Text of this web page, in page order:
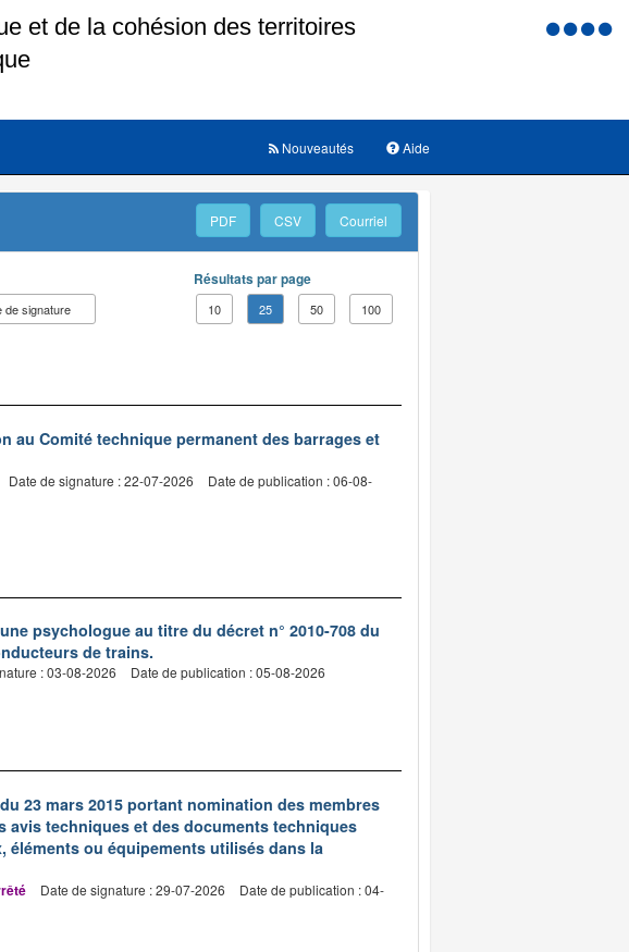
Menu
Aide
Nouveautés
PDF CSV Courriel
de signature
Résultats par page
10 25 50 100
au Comité technique permanent des barrages et
Date de signature : 22-07-2026
Date de publication : 06-08-
psychologue au titre du décret n° 2010-708 du
de trains.
: 03-08-2026 Date de publication : 05-08-2026
23 mars 2015 portant nomination des membres
avis techniques et des documents techniques
éléments ou équipements utilisés dans la
Date de signature : 29-07-2026
Date de publication : 04-